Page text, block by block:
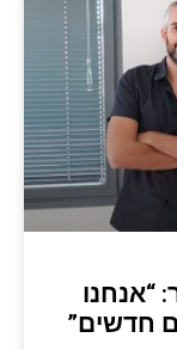
“אנחנו
חדשים”